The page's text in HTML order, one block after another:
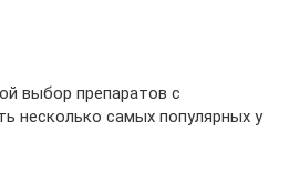
выбор препаратов с
несколько самых популярных у